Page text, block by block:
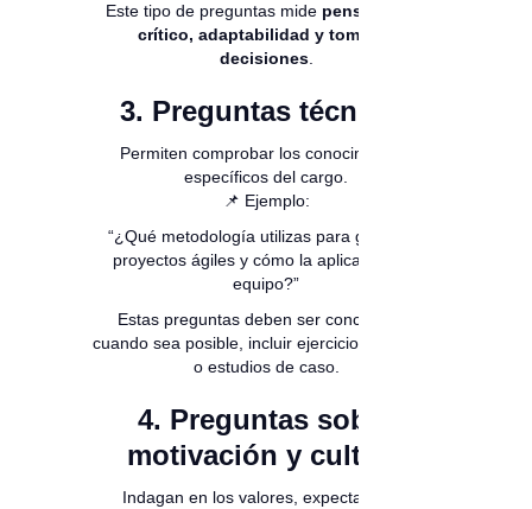
Este tipo de preguntas mide pensamiento
crítico, adaptabilidad y toma de
decisiones.
3. Preguntas técnicas
Permiten comprobar los conocimientos
específicos del cargo.
📌 Ejemplo:
“¿Qué metodología utilizas para gestionar
proyectos ágiles y cómo la aplicas con tu
equipo?”
Estas preguntas deben ser concretas y,
cuando sea posible, incluir ejercicios prácticos
o estudios de caso.
4. Preguntas sobre
motivación y cultura
Indagan en los valores, expectativas y